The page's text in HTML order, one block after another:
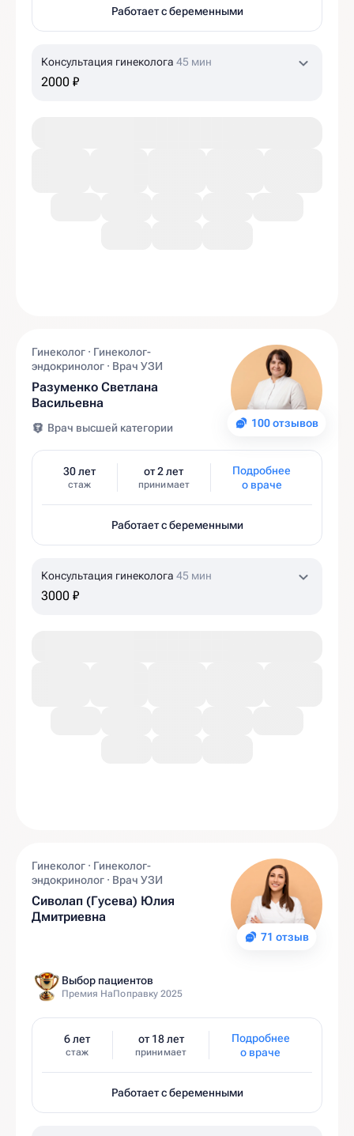
Работает с беременными
Консультация гинеколога 45 мин
2000 ₽
100 отзывов
Гинеколог · Гинеколог-
эндокринолог · Врач УЗИ
Разуменко Светлана
Васильевна
Врач высшей категории
30 лет
стаж
от 2 лет
принимает
Подробнее
о враче
Работает с беременными
Консультация гинеколога 45 мин
3000 ₽
71 отзыв
Гинеколог · Гинеколог-
эндокринолог · Врач УЗИ
Сиволап (Гусева) Юлия
Дмитриевна
Выбор пациентов
Премия НаПоправку 2025
6 лет
стаж
от 18 лет
принимает
Подробнее
о враче
Работает с беременными